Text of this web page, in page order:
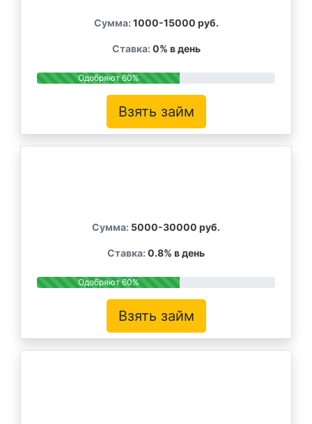
Сумма: 1000-15000 руб.
Ставка: 0% в день
Одобряют 60%
Взять займ
Сумма: 5000-30000 руб.
Ставка: 0.8% в день
Одобряют 60%
Взять займ